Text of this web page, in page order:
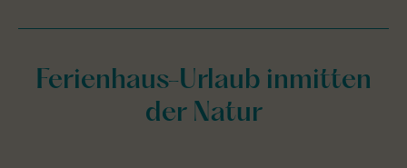
Ferienhaus-Urlaub inmitten
der Natur